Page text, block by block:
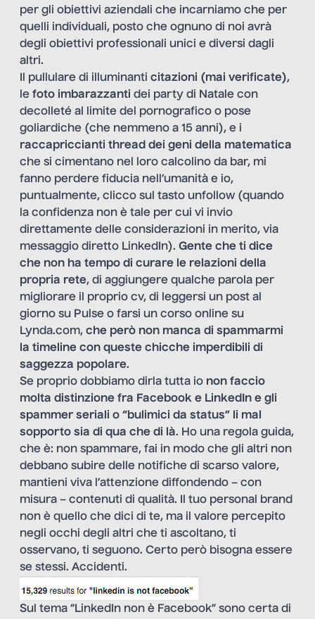
per gli obiettivi aziendali che incarniamo che per
quelli individuali, posto che ognuno di noi avrà
degli obiettivi professionali unici e diversi dagli
altri.
Il pullulare di illuminanti citazioni (mai verificate),
le foto imbarazzanti dei party di Natale con
decolleté al limite del pornografico o pose
goliardiche (che nemmeno a 15 anni), e i
raccapriccianti thread dei geni della matematica
che si cimentano nel loro calcolino da bar, mi
fanno perdere fiducia nell’umanità e io,
puntualmente, clicco sul tasto unfollow (quando
la confidenza non è tale per cui vi invio
direttamente delle considerazioni in merito, via
messaggio diretto LinkedIn). Gente che ti dice
che non ha tempo di curare le relazioni della
propria rete, di aggiungere qualche parola per
migliorare il proprio cv, di leggersi un post al
giorno su Pulse o farsi un corso online su
Lynda.com, che però non manca di spammarmi
la timeline con queste chicche imperdibili di
saggezza popolare.
Se proprio dobbiamo dirla tutta io non faccio
molta distinzione fra Facebook e LinkedIn e gli
spammer seriali o “bulimici da status” li mal
sopporto sia di qua che di là. Ho una regola guida,
che è: non spammare, fai in modo che gli altri non
debbano subire delle notifiche di scarso valore,
mantieni viva l’attenzione diffondendo – con
misura – contenuti di qualità. Il tuo personal brand
non è quello che dici di te, ma il valore percepito
negli occhi degli altri che ti ascoltano, ti
osservano, ti seguono. Certo però bisogna essere
se stessi. Accidenti.
Sul tema “LinkedIn non è Facebook” sono certa di